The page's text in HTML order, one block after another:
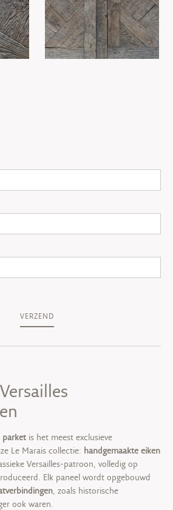
VERZEND
parket is het meest exclusieve
Le Marais collectie: handgemaakte eiken
Versailles-patroon, volledig op
Elk paneel wordt opgebouwd
, zoals historische
ook waren.